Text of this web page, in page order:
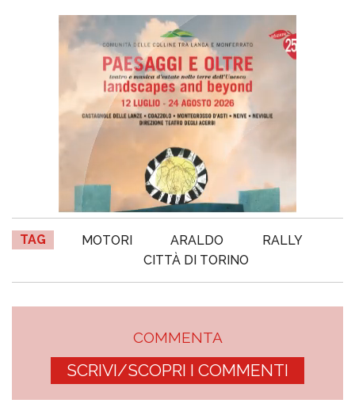
TAG MOTORI ARALDO
RALLY
CITTÀ DI TORINO
COMMENTA
SCRIVI/SCOPRI I COMMENTI